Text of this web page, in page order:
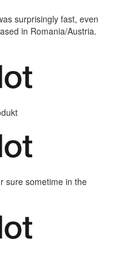
surprisingly fast, even
in Romania/Austria.
sure sometime in the